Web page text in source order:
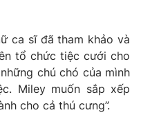
ca sĩ đã tham khảo và
tổ chức tiệc cưới cho
chú chó của mình
Miley muốn sắp xếp
cho cả thú cưng”.